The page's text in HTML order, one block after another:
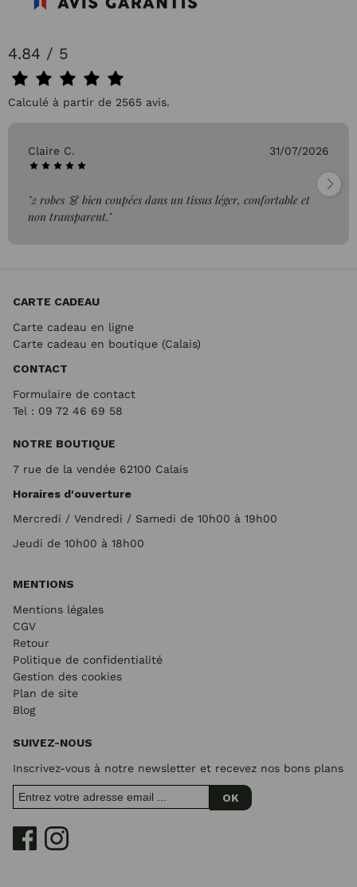
4.84 / 5
Calculé à partir de 2565 avis.
Claire C. 31/07/2026
"2 robes 👗 bien coupées dans un tissus léger, confortable et
non transparent."
CARTE CADEAU
Carte cadeau en ligne
Carte cadeau en boutique (Calais)
CONTACT
Formulaire de contact
Tel : 09 72 46 69 58
NOTRE BOUTIQUE
7 rue de la vendée 62100 Calais
Horaires d'ouverture
Mercredi / Vendredi / Samedi de 10h00 à 19h00
Jeudi de 10h00 à 18h00
MENTIONS
Mentions légales
CGV
Retour
Politique de confidentialité
Gestion des cookies
Plan de site
Blog
SUIVEZ-NOUS
Inscrivez-vous à notre newsletter et recevez nos bons plans
OK